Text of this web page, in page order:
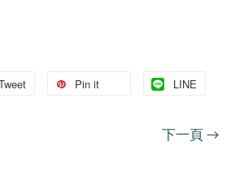
Pin it LINE
下一頁 →